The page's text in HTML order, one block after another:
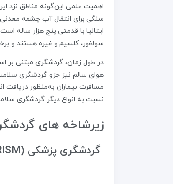
اهمیت علمی این‌گونه مناطق نزد
سنگی برای انتقال آب چشمه
سولفور، کلسیم و غیره هستند و
در طول زمان، گردشگری مبتنی بر
هوای سالم نیز جزو گردشگری
مسافرت بیماران به‌منظور
نسبت به انواع دیگر گردشگری
زیرشاخه های
گردشگری پزشکی (MEDICAL TOURISM)